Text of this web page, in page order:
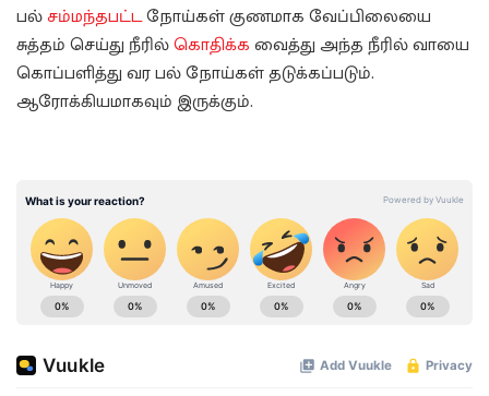
பல்சம்மந்தபட்டநோய்கள் குணமாக வேப்பிலையை
சுத்தம் செய்து நீரில்கொதிக்கவைத்து அந்த நீரில் வாயை
கொப்பளித்து வர பல் நோய்கள் தடுக்கப்படும்.
ஆரோக்கியமாகவும் இருக்கும்.